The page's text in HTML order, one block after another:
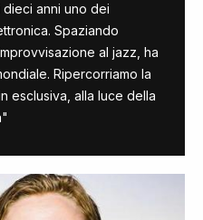
dieci anni uno dei
Spaziando
al jazz, ha
Ripercorriamo la
esclusiva, alla luce della